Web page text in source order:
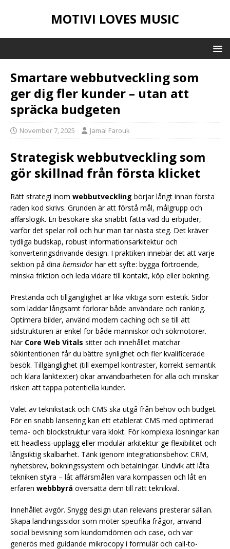
MOTIVI LOVES MUSIC
Smartare webbutveckling som
ger dig fler kunder – utan att
spräcka budgeten
November 7, 2025 Jamal Farouk
Strategisk webbutveckling som
gör skillnad från första klicket
Rätt strategi inom webbutveckling börjar långt innan första
raden kod skrivs. Grunden är att förstå mål, målgrupp och
affärslogik. En besökare ska snabbt fatta vad du erbjuder,
varför det spelar roll och hur man tar nästa steg. Det kräver
tydliga budskap, robust informationsarkitektur och
konverteringsdrivande design. I praktiken innebär det att varje
sektion på dina hemsidor har ett syfte: bygga förtroende,
minska friktion och leda vidare till kontakt, köp eller bokning.
Prestanda och tillgänglighet är lika viktiga som estetik. Sidor
som laddar långsamt förlorar både användare och ranking.
Optimera bilder, använd modern caching och se till att
sidstrukturen är enkel för både människor och sökmotorer.
När Core Web Vitals sitter och innehållet matchar
sökintentionen får du bättre synlighet och fler kvalificerade
besök. Tillgänglighet (till exempel kontraster, korrekt semantik
och klara länktexter) ökar användbarheten för alla och minskar
risken att tappa potentiella kunder.
Valet av teknikstack och CMS ska utgå från behov och budget.
För en snabb lansering kan ett etablerat CMS med optimerad
tema- och blockstruktur vara klokt. För komplexa lösningar kan
ett headless-upplägg eller modulär arkitektur ge flexibilitet och
långsiktig skalbarhet. Tänk igenom integrationsbehov: CRM,
nyhetsbrev, bokningssystem och betalningar. Undvik att låta
tekniken styra – låt affärsmålen vara kompassen och låt en
erfaren webbbyrå översätta dem till rätt teknikval.
Innehållet avgör. Snygg design utan relevans presterar sällan.
Skapa landningssidor som möter specifika frågor, använd
social bevisning som kundomdömen och case, och var
generös med guidande mikrocopy i formulär och call-to-